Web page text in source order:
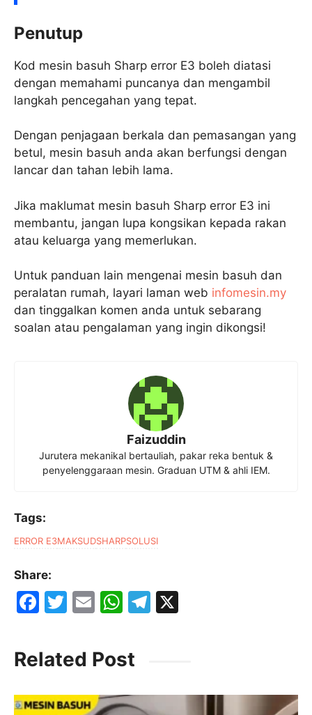
Penutup
Kod mesin basuh Sharp error E3 boleh diatasi
dengan memahami puncanya dan mengambil
langkah pencegahan yang tepat.
Dengan penjagaan berkala dan pemasangan yang
betul, mesin basuh anda akan berfungsi dengan
lancar dan tahan lebih lama.
Jika maklumat mesin basuh Sharp error E3 ini
membantu, jangan lupa kongsikan kepada rakan
atau keluarga yang memerlukan.
Untuk panduan lain mengenai mesin basuh dan
peralatan rumah, layari laman web infomesin.my
dan tinggalkan komen anda untuk sebarang
soalan atau pengalaman yang ingin dikongsi!
Faizuddin
Jurutera mekanikal bertauliah, pakar reka bentuk &
penyelenggaraan mesin. Graduan UTM & ahli IEM.
Tags:
ERROR E3MAKSUDSHARPSOLUSI
Share:
F
c
e
b
T
itt
er
E
ai
l
W
at
s
A
T
a
Related Post